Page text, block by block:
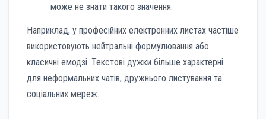
може не знати такого значення.
Наприклад, у професійних електронних листах частіше
використовують нейтральні формулювання або
класичні емодзі. Текстові дужки більше характерні
для неформальних чатів, дружнього листування та
соціальних мереж.